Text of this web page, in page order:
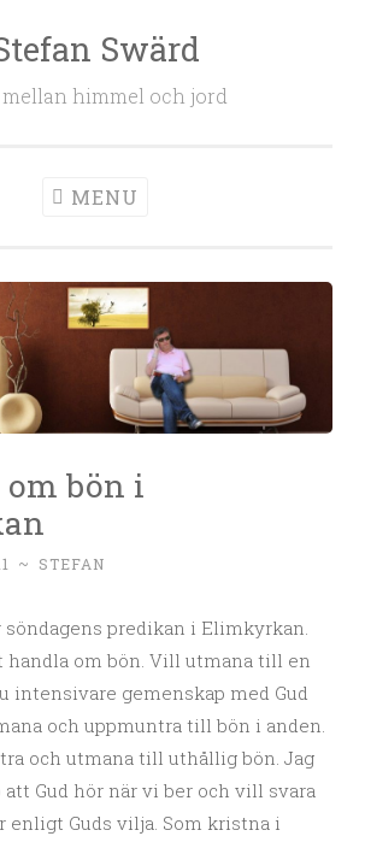
Swärd
himmel och jord
MENU
bön i
~ STEFAN
söndagens predikan i Elimkyrkan.
handla om bön. Vill utmana till en
intensivare gemenskap med Gud
och uppmuntra till bön i anden.
och utmana till uthållig bön. Jag
Gud hör när vi ber och vill svara
enligt Guds vilja. Som kristna i